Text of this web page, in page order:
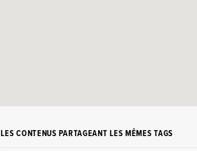
LES CONTENUS PARTAGEANT LES MÊMES TAGS